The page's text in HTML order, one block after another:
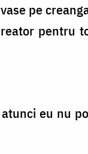
pe
pentru
eu nu